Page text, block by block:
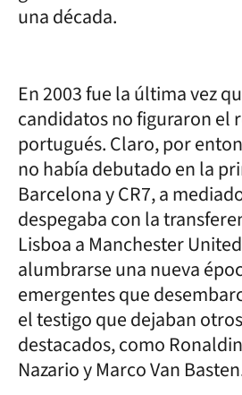
una década.
En 2003 fue la última vez
candidatos no figuraron el
portugués. Claro, por
no había debutado en la
Barcelona y CR7, a
despegaba con la
Lisboa a Manchester
alumbrarse una nueva
emergentes que
el testigo que dejaban
destacados, como
Nazario y Marco Van